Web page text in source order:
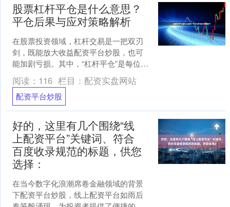
股票杠杆平仓是什么意思？
平仓后果与应对策略解析
在股票投资领域，杠杆交易是一把双刃
剑，既能放大收益配资平台炒股，也可
能加剧亏损。其中，“杠杆平仓”是每位使
用杠杆的投资者必须理解的关键概念。
本文将深入解析股票杠....
阅读： 116 栏目： 配资实盘网站
配资平台炒股
好的，这里有几个围绕“线
上配资平台”关键词、符合
百度收录规范的标题，供您
选择：
在当今数字化浪潮席卷金融领域的背景
下配资平台炒股，线上配资平台如雨后